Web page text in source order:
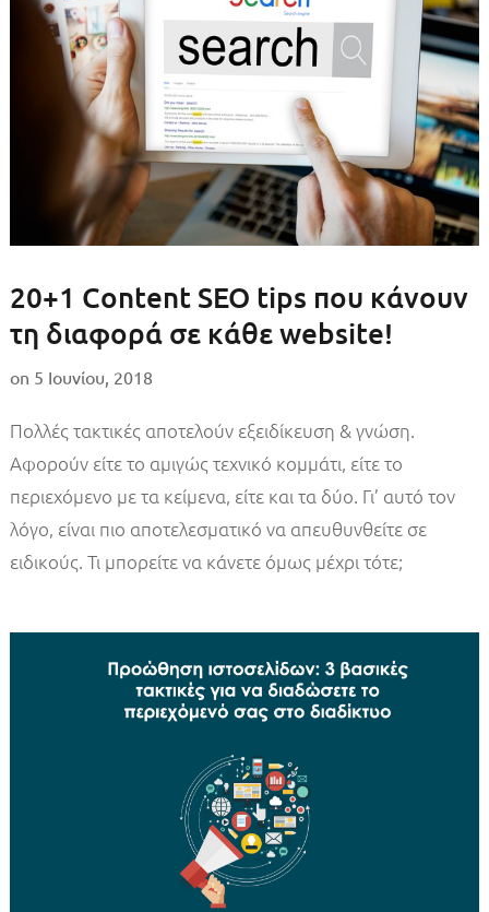
20+1 Content SEO tips που κάνουν
τη διαφορά σε κάθε website!
on 5 Ιουνίου, 2018
Πολλές τακτικές αποτελούν εξειδίκευση & γνώση.
Αφορούν είτε το αμιγώς τεχνικό κομμάτι, είτε το
περιεχόμενο με τα κείμενα, είτε και τα δύο. Γι’ αυτό τον
λόγο, είναι πιο αποτελεσματικό να απευθυνθείτε σε
ειδικούς. Τι μπορείτε να κάνετε όμως μέχρι τότε;